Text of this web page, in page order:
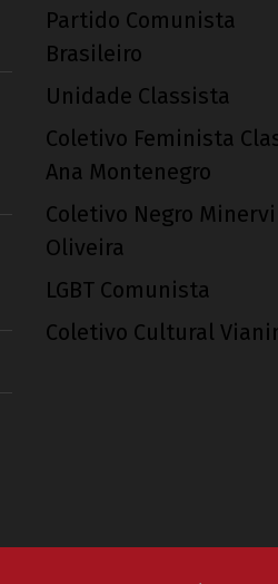
Partido Comunista
Brasileiro
Unidade Classista
Coletivo Feminista
Ana Montenegro
Coletivo Negro
Oliveira
LGBT Comunista
Coletivo Cultural